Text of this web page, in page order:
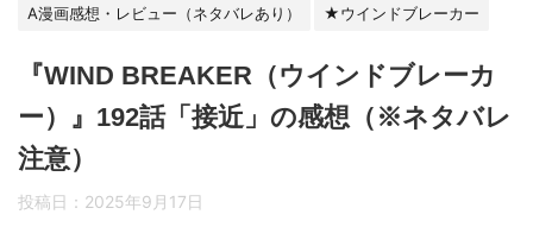
A漫画感想・レビュー（ネタバレあり） ★ウインドブレーカー
『WIND BREAKER（ウインドブレーカ
ー）』192話「接近」の感想（※ネタバレ
注意）
投稿日： 2025年9月17日